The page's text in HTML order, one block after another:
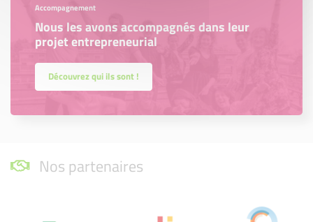
Accompagnement
Nous les avons accompagnés dans leur
projet entrepreneurial
Découvrez qui ils sont !
Nos partenaires